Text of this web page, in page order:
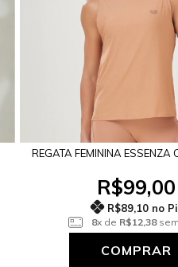
REGATA FEMININA ESSENZA
R$99,00
R$89,10 no
8x de R$12,38
COMPRAR